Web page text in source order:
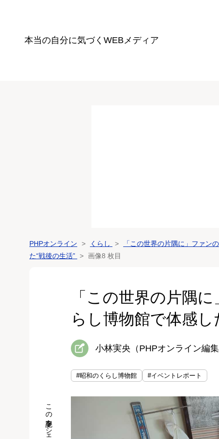
本当の自分に気づく WEBメディア
PHPオンライン くらし
「この世界の片隅に」ファ
た“戦後の生活”
画像8 枚目
「この世界の片隅
らし博物館で体感し
小林実央（PHPオンライン編
#昭和のくらし博物館 #イベントレポート
この記事をシェア